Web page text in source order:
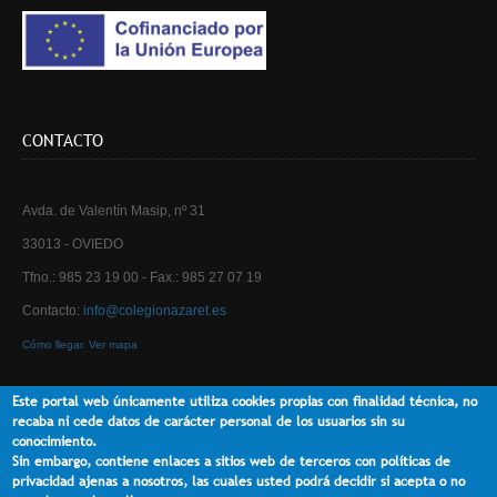
CONTACTO
Avda. de Valentín Masip, nº 31
33013 - OVIEDO
Tfno.: 985 23 19 00 - Fax.: 985 27 07 19
Contacto: info@colegionazaret.es
Cómo llegar. Ver mapa
Usted está aquí
Inicio
Copyright ©
Este portal web únicamente utiliza cookies propias con finalidad técnica, no
recaba ni cede datos de carácter personal de los usuarios sin su
conocimiento.
Sin embargo, contiene enlaces a sitios web de terceros con políticas de
privacidad ajenas a nosotros, las cuales usted podrá decidir si acepta o no